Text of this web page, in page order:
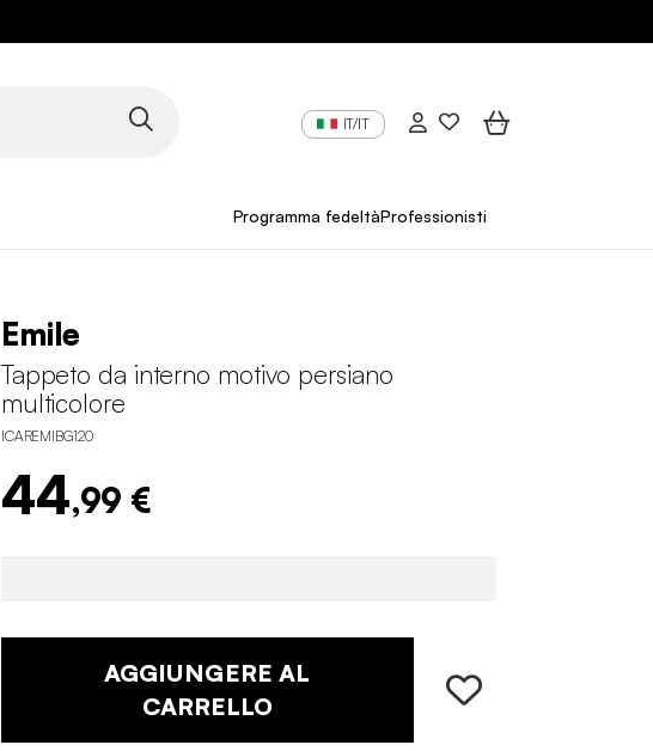
IT/IT
Programma fedeltàProfessionisti
Emile
Tappeto da interno motivo persiano
multicolore
ICAREMIBG120
44,99 €
AGGIUNGERE AL
CARRELLO